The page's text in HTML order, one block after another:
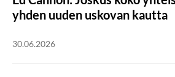
yhden uuden uskovan kautta
30.06.2026